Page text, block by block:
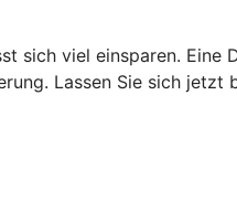
sich viel einsparen. Eine
Lassen Sie sich jetzt